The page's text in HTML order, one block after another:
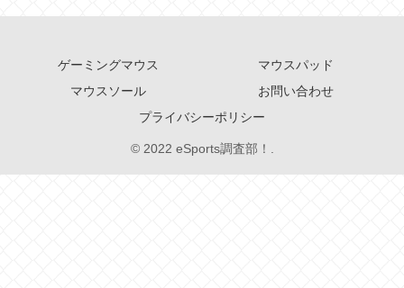
ゲーミングマウス
マウスパッド
マウスソール
お問い合わせ
プライバシーポリシー
© 2022 eSports調査部！.